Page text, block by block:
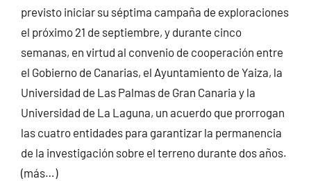
previsto iniciar su séptima campaña de exploraciones
el próximo 21 de septiembre, y durante cinco
semanas, en virtud al convenio de cooperación entre
el Gobierno de Canarias, el Ayuntamiento de Yaiza, la
Universidad de Las Palmas de Gran Canaria y la
Universidad de La Laguna, un acuerdo que prorrogan
las cuatro entidades para garantizar la permanencia
de la investigación sobre el terreno durante dos años.
(más…)